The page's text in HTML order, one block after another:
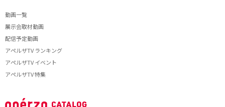
動画一覧
展示会取材動画
配信予定動画
アペルザTV ランキング
アペルザTV イベント
アペルザTV 特集